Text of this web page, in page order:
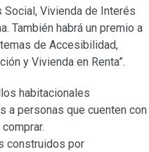
Social, Vivienda de Interés
También habrá un premio a
de Accesibilidad,
y Vivienda en Renta”.
habitacionales
a personas que cuenten con
construidos por